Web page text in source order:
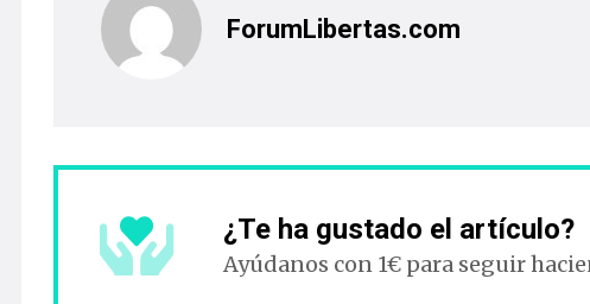
ForumLibertas.com
¿Te ha gustado el artículo?
Ayúdanos con 1€ para seguir